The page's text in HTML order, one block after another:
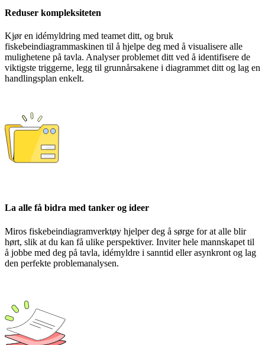
Reduser kompleksiteten
Kjør en idémyldring med teamet ditt, og bruk
fiskebeindiagrammaskinen til å hjelpe deg med å visualisere alle
mulighetene på tavla. Analyser problemet ditt ved å identifisere de
viktigste triggerne, legg til grunnårsakene i diagrammet ditt og lag en
handlingsplan enkelt.
La alle få bidra med tanker og ideer
Miros fiskebeindiagramverktøy hjelper deg å sørge for at alle blir
hørt, slik at du kan få ulike perspektiver. Inviter hele mannskapet til
å jobbe med deg på tavla, idémyldre i sanntid eller asynkront og lag
den perfekte problemanalysen.